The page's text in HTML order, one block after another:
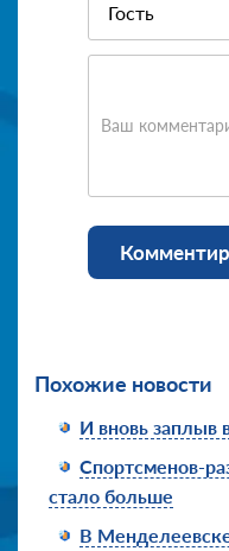
Ваш
Похожие новости
И вновь заплыв
Спортсменов-
стало больше
В